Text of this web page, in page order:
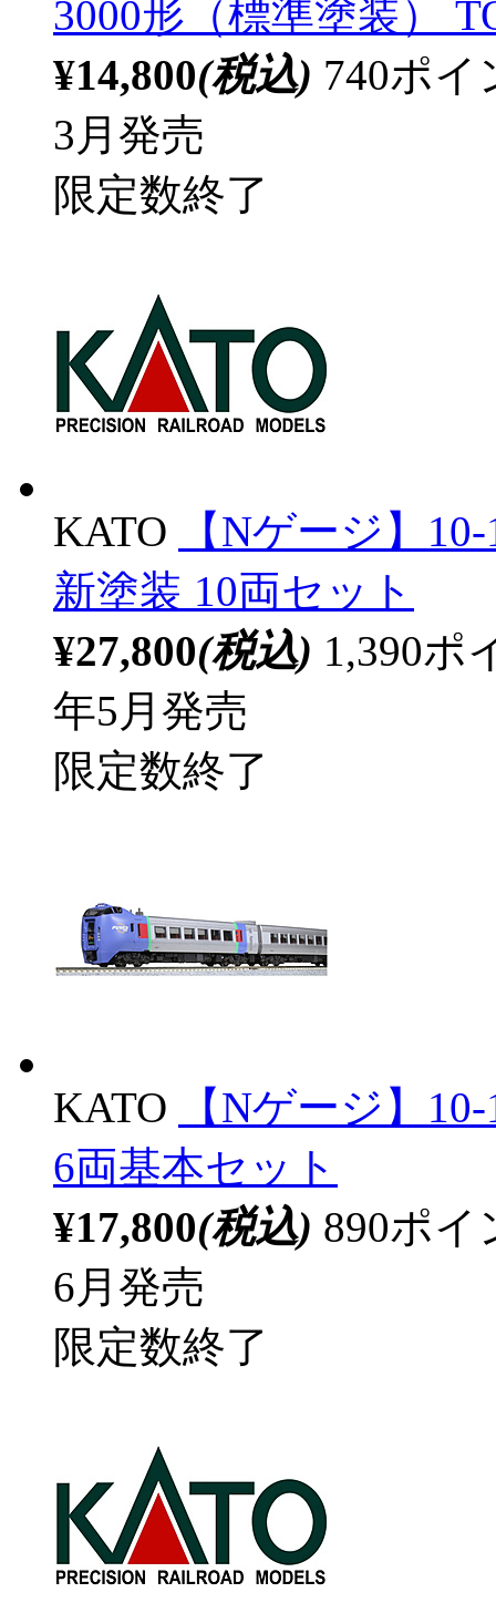
3000形（標準塗装）
¥14,800(税込) 740ポ
3月発売
限定数終了
KATO
【Nゲージ】
新塗装 10両セット
¥27,800(税込) 1,390ポ
年5月発売
限定数終了
KATO
【Nゲージ】
6両基本セット
¥17,800(税込) 890ポ
6月発売
限定数終了